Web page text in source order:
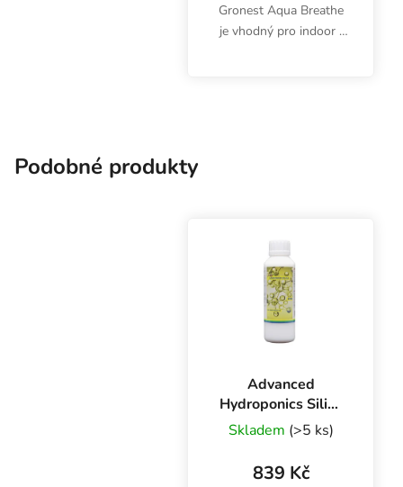
Gronest Aqua Breathe
je vhodný pro indoor i
Podobné produkty
Advanced
Hydroponics Silica
250 ml
Skladem (>5 ks)
839 Kč